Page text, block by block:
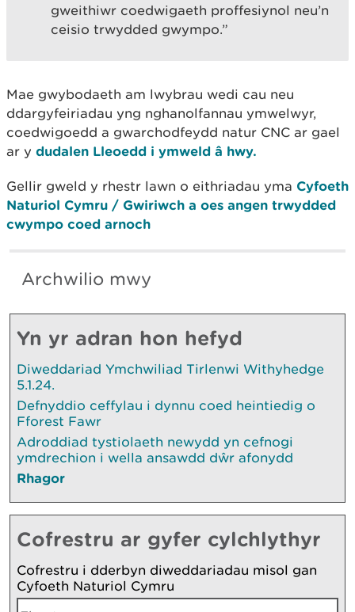
gweithiwr coedwigaeth proffesiynol neu’n
ceisio trwydded gwympo.”
Mae gwybodaeth am lwybrau wedi cau neu
ddargyfeiriadau yng nghanolfannau ymwelwyr,
coedwigoedd a gwarchodfeydd natur CNC ar gael
ar y dudalen Lleoedd i ymweld â hwy.
Gellir gweld y rhestr lawn o eithriadau yma Cyfoeth
Naturiol Cymru / Gwiriwch a oes angen trwydded
cwympo coed arnoch
Archwilio mwy
Yn yr adran hon hefyd
Diweddariad Ymchwiliad Tirlenwi Withyhedge
5.1.24.
Defnyddio ceffylau i dynnu coed heintiedig o
Fforest Fawr
Adroddiad tystiolaeth newydd yn cefnogi
ymdrechion i wella ansawdd dŵr afonydd
Rhagor
Cofrestru ar gyfer cylchlythyr
Cofrestru i dderbyn diweddariadau misol gan
Cyfoeth Naturiol Cymru